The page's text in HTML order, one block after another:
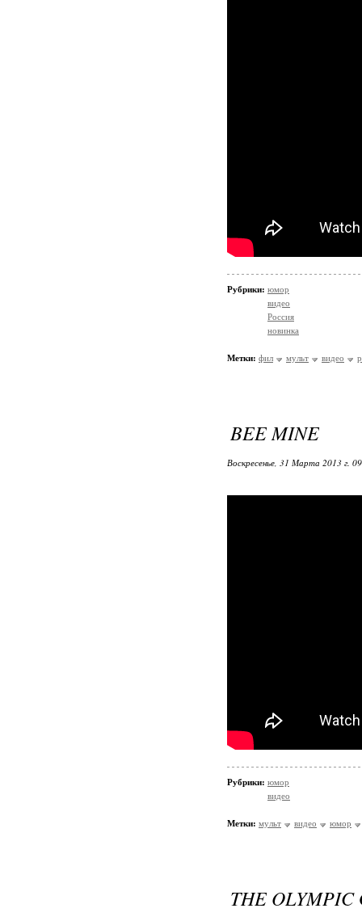
Рубрики: юмор
видео
Россия
новинка
Метки: фил мульт видео
BEE MINE
Воскресенье, 31 Марта 2013 г.
Рубрики: юмор
видео
Метки: мульт видео юмор
THE